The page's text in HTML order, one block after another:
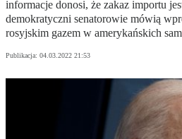
informacje donosi, że zakaz importu
demokratyczni senatorowie mówią
rosyjskim gazem w amerykańskich
Publikacja: 04.03.2022 21:53